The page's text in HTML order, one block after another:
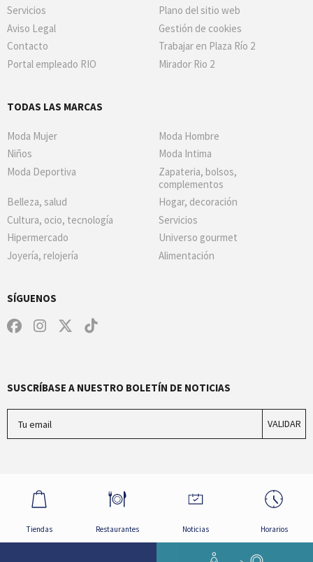
Servicios
Plano del sitio web
Aviso Legal
Gestión de cookies
Contacto
Trabajar en Plaza Río 2
Portal empleado RIO
Mirador Rio 2
TODAS LAS MARCAS
Moda Mujer
Moda Hombre
Niños
Moda Intima
Moda Deportiva
Zapateria, bolsos,
complementos
Belleza, salud
Hogar, decoración
Cultura, ocio, tecnología
Servicios
Hipermercado
Universo gourmet
Joyería, relojería
Alimentación
SÍGUENOS
SUSCRÍBASE A NUESTRO BOLETÍN DE NOTICIAS
VALIDAR
Tiendas Restaurantes Noticias Horarios